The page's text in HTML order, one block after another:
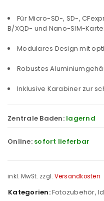
Für Micro-SD-, SD-,
B/XQD- und Nano-SIM-
Modulares Design mit
Robustes
Inklusive Karabiner zur
Zentrale Baden: lagernd
Online: sofort lieferbar
inkl. MwSt. zzgl. Versandkosten
Kategorien:Fotozubehör,